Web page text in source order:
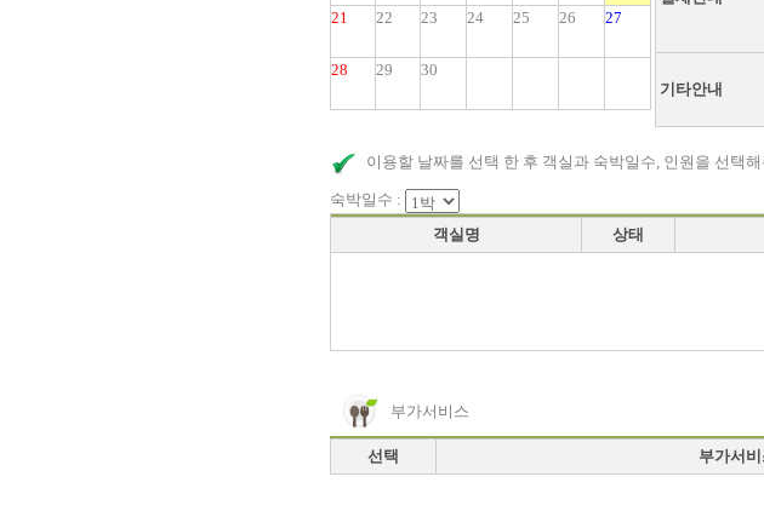
21 22 23 24 25 26 27
28 29 30
기타안내
이용할 날짜를 선택 한 후 객실과 숙박일수, 인원을 선택
숙박일수 :
객실명
상태
부가서비스
선택 부가서